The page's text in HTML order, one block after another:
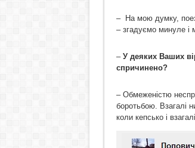
– На мою думку,
– згадуємо минуле і
–У деяких Ваших
спричинено?
– Обмеженістю
боротьбою. Взагалі
коли кепсько і